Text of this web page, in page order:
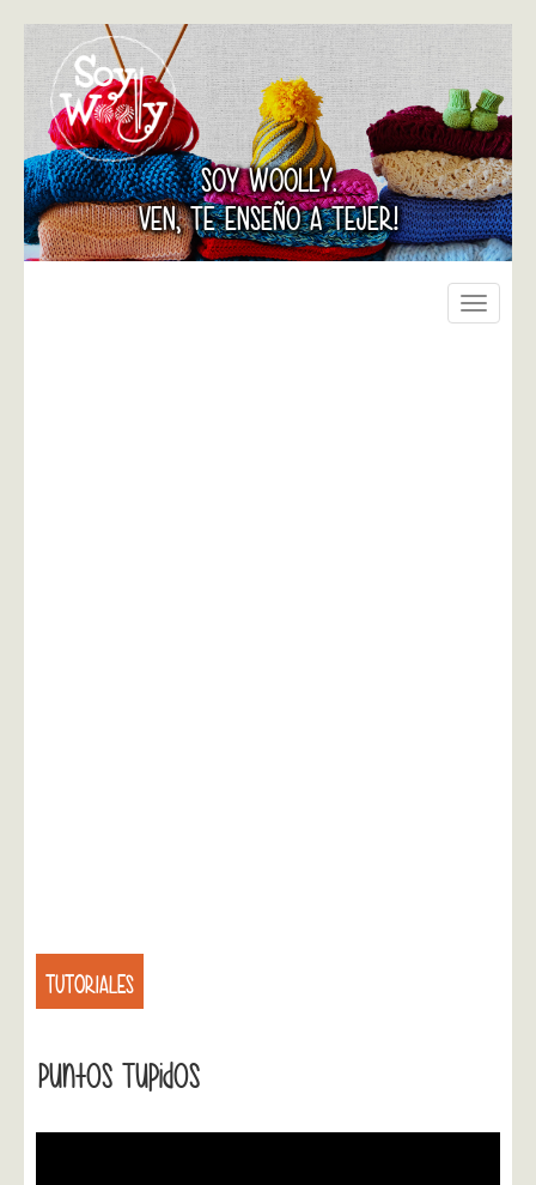
SOY WOOLLY.
VEN, TE ENSEÑO A TEJER!
Toggle
TUTORIALES
Puntos Tupidos